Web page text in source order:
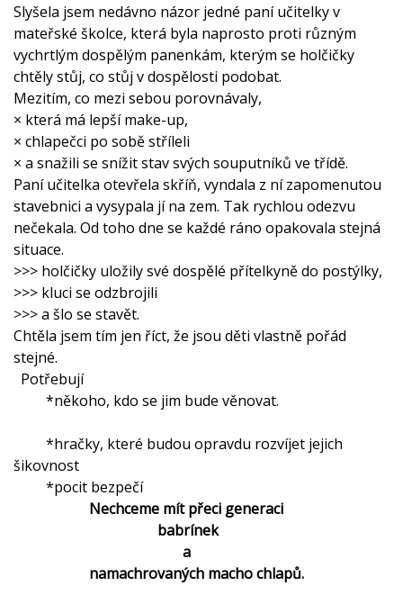
Slyšela jsem nedávno názor jedné paní učitelky v
mateřské školce, která byla naprosto proti různým
vychrtlým dospělým panenkám, kterým se holčičky
chtěly stůj, co stůj v dospělosti podobat.
Mezitím, co mezi sebou porovnávaly,
× která má lepší make-up,
× chlapečci po sobě stříleli
× a snažili se snížit stav svých souputníků ve třídě.
Paní učitelka otevřela skříň, vyndala z ní zapomenutou
stavebnici a vysypala jí na zem. Tak rychlou odezvu
nečekala. Od toho dne se každé ráno opakovala stejná
situace.
­>>> holčičky uložily své dospělé přítelkyně do postýlky,
>>> kluci se odzbrojili
>>> a šlo se stavět.
Chtěla jsem tím jen říct, že jsou děti vlastně pořád
stejné.
Potřebují
*někoho, kdo se jim bude věnovat.
*hračky, které budou opravdu rozvíjet jejich
šikovnost
*pocit bezpečí
Nechceme mít přeci generaci
babrínek
a
namachrovaných macho chlapů.